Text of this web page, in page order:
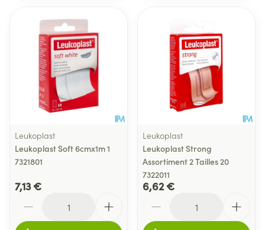
Leukoplast
Leukoplast Soft 6cmx1m 1
7321801
7,13 €
Leukoplast
Leukoplast Strong
Assortiment 2 Tailles 20
7322011
6,62 €